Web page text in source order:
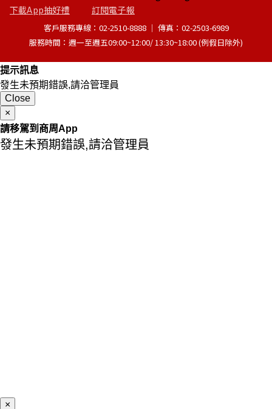
下載App抽好禮 訂閱電子報
客戶服務專線：02-2510-8888 │ 傳真：02-2503-6989
服務時間：週一至週五09:00~12:00/ 13:30~18:00 (例假日除外)
提示訊息
發生未預期錯誤,請洽管理員
Close
×
請移駕到商周App
發生未預期錯誤,請洽管理員
×